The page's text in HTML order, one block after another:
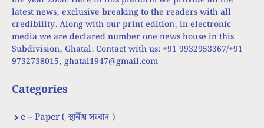
latest news, exclusive breaking to the readers with all
credibility. Along with our print edition, in electronic
media we are declared number one news house in this
Subdivision, Ghatal. Contact with us: +91 9932953367/+91
9732738015, ghatal1947@gmail.com
Categories
e – Paper ( স্থানীয় সংবাদ )